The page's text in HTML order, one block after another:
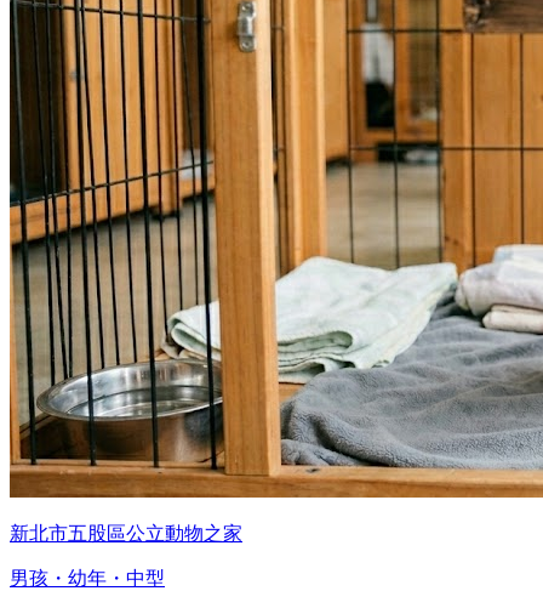
新北市五股區公立動物之家
男孩・幼年・中型